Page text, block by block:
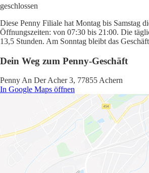
geschlossen
Diese Penny Filiale hat Montag bis Samstag
Öffnungszeiten: von 07:30 bis 21:00. Die
13,5 Stunden. Am Sonntag bleibt das
Dein Weg zum Penny-Geschäft
Penny An Der Acher 3, 77855 Achern
In Google Maps öffnen